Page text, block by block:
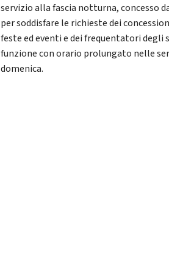
servizio alla fascia notturna, concesso
per soddisfare le richieste dei
feste ed eventi e dei frequentatori degli
funzione con orario prolungato nelle
domenica.